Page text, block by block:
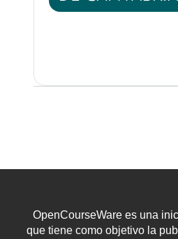
OpenCourseWare es una
que tiene como objetivo la